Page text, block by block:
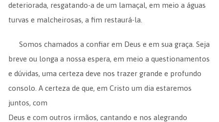
deteriorada, resgatando-a de um lamaçal, em meio a águas
turvas e malcheirosas, a fim restaurá-la.
Somos chamados a confiar em Deus e em sua graça. Seja
breve ou longa a nossa espera, em meio a questionamentos
e dúvidas, uma certeza deve nos trazer grande e profundo
consolo. A certeza de que, em Cristo um dia estaremos
juntos, com
Deus e com outros irmãos, cantando e nos alegrando